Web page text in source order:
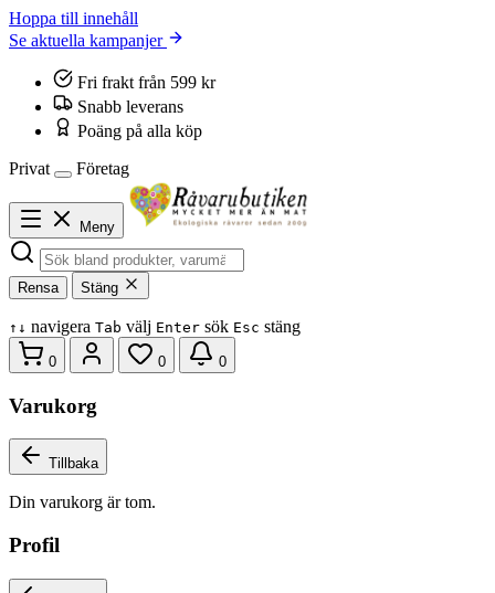
Hoppa till innehåll
Se aktuella kampanjer
Fri frakt från 599 kr
Snabb leverans
Poäng på alla köp
Privat
Företag
Meny
Rensa Stäng
↑ ↓ navigera Tab välj Enter sök Esc stäng
0 0 0
Varukorg
Tillbaka
Din varukorg är tom.
Profil